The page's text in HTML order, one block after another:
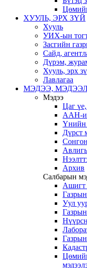
ХУУЛЬ, ЭРХ ЗҮЙ
Хууль
УИХ-ын
Засгийн
Сайд,
Дүрэм,
Хууль, эрх
Лавлагаа
МЭДЭЭ,
Мэдээ
Цаг
ААН-
Үнийн
Дүрст
Архив
Салбарын
Ашигт
Уул